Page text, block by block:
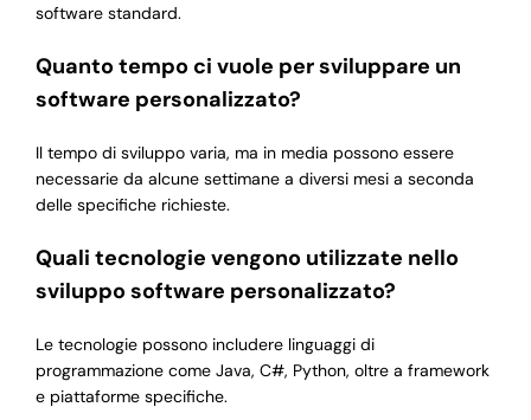
software standard.
Quanto tempo ci vuole per sviluppare un
software personalizzato?
Il tempo di sviluppo varia, ma in media possono essere
necessarie da alcune settimane a diversi mesi a seconda
delle specifiche richieste.
Quali tecnologie vengono utilizzate nello
sviluppo software personalizzato?
Le tecnologie possono includere linguaggi di
programmazione come Java, C#, Python, oltre a framework
e piattaforme specifiche.